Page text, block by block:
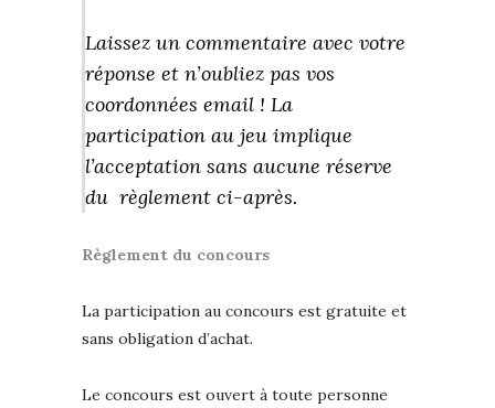
Laissez un commentaire avec votre
réponse et n’oubliez pas vos
coordonnées email ! La
participation au jeu implique
l’acceptation sans aucune réserve
du règlement ci-après.
Règlement du concours
La participation au concours est gratuite et
sans obligation d’achat.
Le concours est ouvert à toute personne